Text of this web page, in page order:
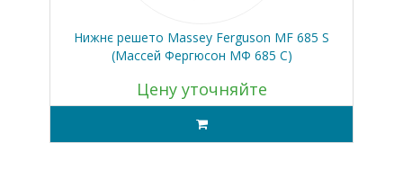
Нижнє решето Massey Ferguson MF 685 S
(Массей Фергюсон МФ 685 С)
Цену уточняйте